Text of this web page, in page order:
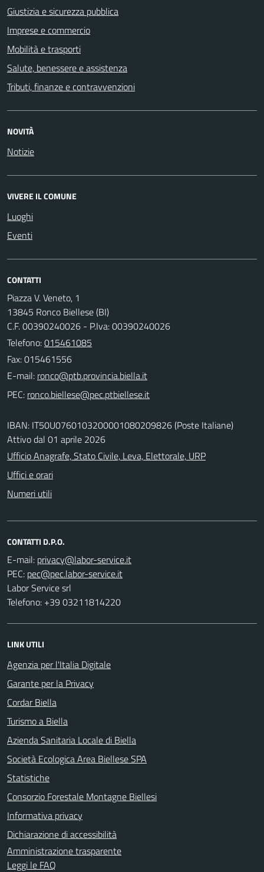
Giustizia e sicurezza pubblica
Imprese e commercio
Mobilità e trasporti
Salute, benessere e assistenza
Tributi, finanze e contravvenzioni
NOVITÀ
Notizie
VIVERE IL COMUNE
Luoghi
Eventi
CONTATTI
Piazza V. Veneto, 1
13845 Ronco Biellese (BI)
C.F. 00390240026 - P.Iva: 00390240026
Telefono:015461085
Fax: 015461556
E-mail:
PEC:
IBAN: IT50U0760103200001080209826 (Poste Italiane)
Attivo dal 01 aprile 2026
Ufficio Anagrafe, Stato Civile, Leva, Elettorale, URP
Uffici e orari
Numeri utili
CONTATTI D.P.O.
E-mail:
PEC:
Labor Service srl
Telefono: +39 03211814220
LINK UTILI
Agenzia per l'Italia Digitale
Garante per la Privacy
Cordar Biella
Turismo a Biella
Azienda Sanitaria Locale di Biella
Società Ecologica Area Biellese SPA
Statistiche
Consorzio Forestale Montagne Biellesi
Informativa privacy
Dichiarazione di accessibilità
Amministrazione trasparente
Leggi le FAQ